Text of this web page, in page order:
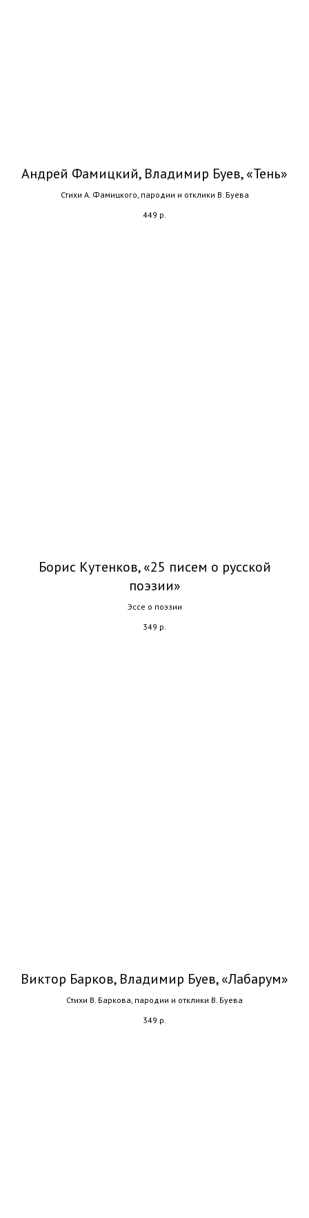
Андрей Фамицкий, Владимир Буев, «Тень»
Стихи А. Фамицкого, пародии и отклики В. Буева
449 р.
Борис Кутенков, «25 писем о русской
поэзии»
Эссе о поэзии
349 р.
Виктор Барков, Владимир Буев, «Лабарум»
Стихи В. Баркова, пародии и отклики В. Буева
349 р.